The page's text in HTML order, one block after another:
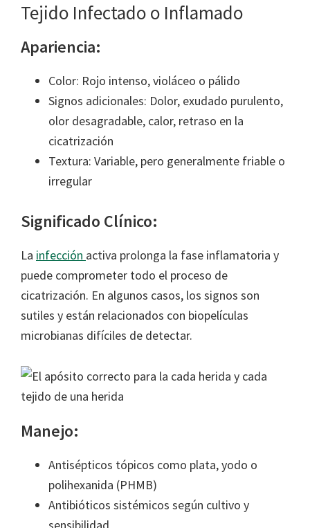
Tejido Infectado o Inflamado
Apariencia:
Color: Rojo intenso, violáceo o pálido
Signos adicionales: Dolor, exudado purulento,
olor desagradable, calor, retraso en la
cicatrización
Textura: Variable, pero generalmente friable o
irregular
Significado Clínico:
La infección activa prolonga la fase inflamatoria y
puede comprometer todo el proceso de
cicatrización. En algunos casos, los signos son
sutiles y están relacionados con biopelículas
microbianas difíciles de detectar.
Manejo:
Antisépticos tópicos como plata, yodo o
polihexanida (PHMB)
Antibióticos sistémicos según cultivo y
sensibilidad